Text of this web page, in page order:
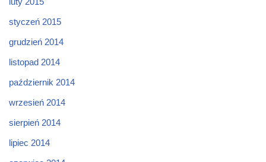
styczeń 2015
grudzień 2014
listopad 2014
październik 2014
wrzesień 2014
sierpień 2014
lipiec 2014